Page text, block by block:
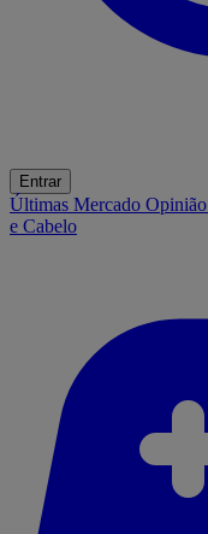
Entrar
Últimas Mercado Opinião
e Cabelo